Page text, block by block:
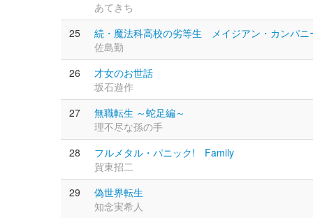
あてきち
25
続・魔法科高校の劣等生 メイジアン・カンパニ
佐島勤
26
才女のお世話
坂石遊作
27
無職転生 ～蛇足編～
理不尽な孫の手
28
フルメタル・パニック! Family
賀東招二
29
偽世界転生
知念実希人